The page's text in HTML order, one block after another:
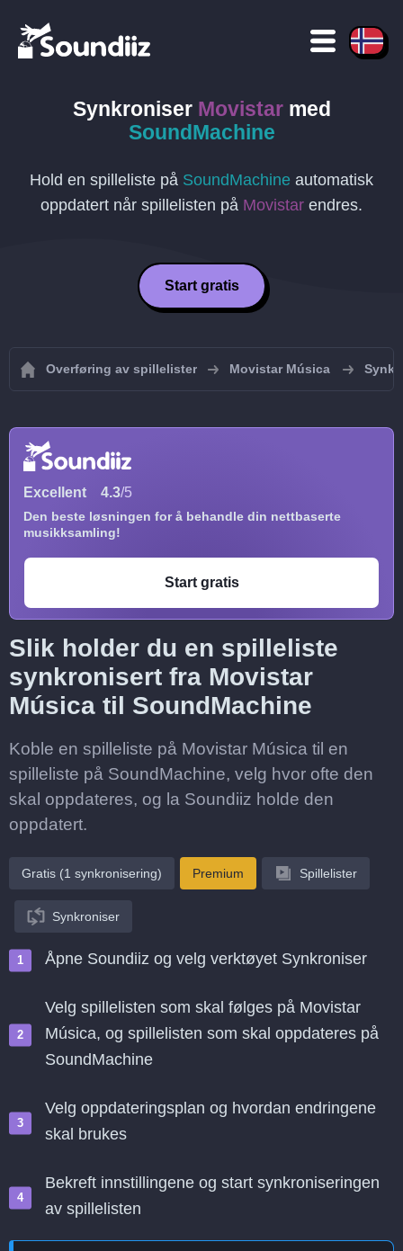
Synkroniser Movistarmed
SoundMachine
Hold en spilleliste på SoundMachine automatisk
oppdatert når spillelisten på Movistar endres.
Start gratis
Overføring av spillelister Movistar Música
Excellent 4.3/5
Den beste løsningen for å behandle din nettbaserte
musikksamling!
Start gratis
Slik holder du en spilleliste
synkronisert fra Movistar
Música til SoundMachine
Koble en spilleliste på Movistar Música til en
spilleliste på SoundMachine, velg hvor ofte den
skal oppdateres, og la Soundiiz holde den
oppdatert.
Gratis (1 synkronisering) Premium Spillelister
Synkroniser
Åpne Soundiiz og velg verktøyet Synkroniser
Velg spillelisten som skal følges på Movistar
Música, og spillelisten som skal oppdateres på
SoundMachine
Velg oppdateringsplan og hvordan endringene
skal brukes
Bekreft innstillingene og start synkroniseringen
av spillelisten